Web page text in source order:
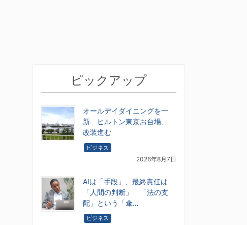
ピックアップ
オールデイダイニングを一
新 ヒルトン東京お台場、
改装進む
ビジネス
2026年8月7日
AIは「手段」、最終責任は
「人間の判断」 「法の支
配」という「傘…
ビジネス